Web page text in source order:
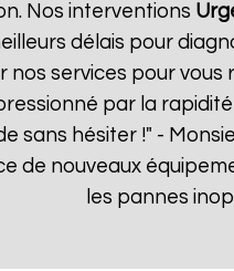
Nos interventions
délais pour
nos services pour
par la
sans hésiter !" -
de nouveaux
les pannes